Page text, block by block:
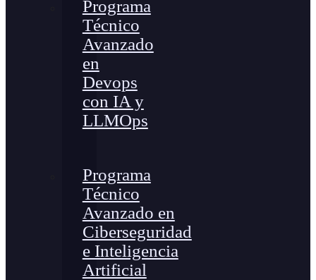
Programa
Técnico
Avanzado
en
Devops
con IA y
LLMOps
Programa
Técnico
Avanzado en
Ciberseguridad
e Inteligencia
Artificial